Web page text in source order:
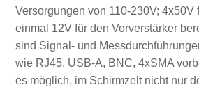
Versorgungen von 110-230V; 4x50V
einmal 12V für den Vorverstärker
sind Signal- und
wie RJ45, USB-A, BNC, 4xSMA
es möglich, im Schirmzelt nicht nur